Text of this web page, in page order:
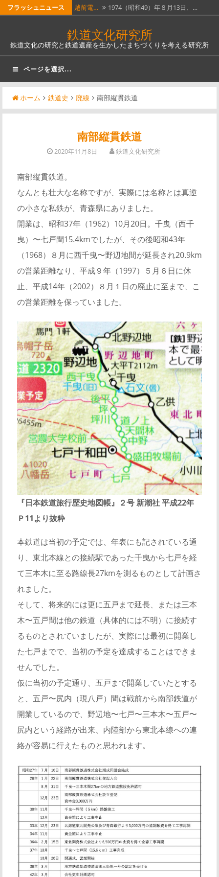
ス
ッ
フラッシュニュース 越前電… 1974（昭和49）年８月13日、…
ホーム… 昭和51年４月１日に全線廃止となっ…
瓦版「… 明治５年（1872）６月12日（旧…
で…
奈良線… JR西日本奈良線稲荷駅は、明治12…
鉄道文化研究所
鉄道文化の研究と鉄道遺産を生かしたまちづくりを考える研究所
ページを選択...
ホーム 鉄道史 廃線 南部縦貫鉄道
南部縦貫鉄道
2020年11月8日 鉄道文化研究所
南部縦貫鉄道。
なんとも壮大な名称ですが、実際には名称とは真逆
の小さな私鉄が、青森県にありました。
開業は、昭和37年（1962）10月20日。千曳（西千
曳）〜七戸間15.4kmでしたが、その後昭和43年
（1968）８月に西千曳〜野辺地間が延長され20.9km
の営業距離なり、平成９年（1997）５月６日に休
止、平成14年（2002）８月１日の廃止に至まで、こ
の営業距離を保っていました。
『日本鉄道旅行歴史地図帳』２号 新潮社 平成22年
Ｐ11より抜粋
本鉄道は当初の予定では、年表にも記されている通
り、東北本線との接続駅であった千曳から七戸を経
て三本木に至る路線長27kmを測るものとして計画さ
れました。
そして、将来的には更に五戸まで延長、または三本
木〜五戸間は他の鉄道（具体的には不明）に接続す
るものとされていましたが、実際には最初に開業し
た七戸までで、当初の予定を達成することはできま
せんでした。
仮に当初の予定通り、五戸まで開業していたとする
と、五戸〜尻内（現八戸）間は戦前から南部鉄道が
開業しているので、野辺地〜七戸〜三本木〜五戸〜
尻内という経路が出来、内陸部から東北本線への連
絡が容易に行えたものと思われます。